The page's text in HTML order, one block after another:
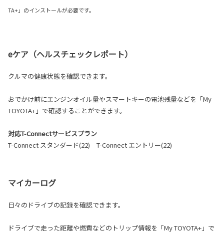
TA+」のインストールが必要です。
eケア（ヘルスチェックレポート）
クルマの健康状態を確認できます。
おでかけ前にエンジンオイル量やスマートキーの電池残量などを「My
TOYOTA+」で確認することができます。
対応T-Connectサービスプラン
T-Connect スタンダード(22) T-Connect エントリー(22)
マイカーログ
日々のドライブの記録を確認できます。
ドライブで走った距離や燃費などのトリップ情報を「My TOYOTA+」で